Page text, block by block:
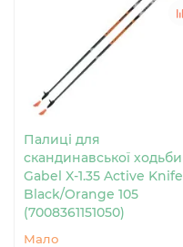
Палиці для
скандинавської ходьби
Gabel X-1.35 Active Knife
Black/Orange 105
(7008361151050)
Мало